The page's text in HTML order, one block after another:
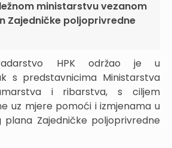
ministarstvu vezanom
Zajedničke poljoprivredne
HPK održao je u
s predstavnicima Ministarstva
i ribarstva, s ciljem
uz mjere pomoći i izmjenama u
Zajedničke poljoprivredne